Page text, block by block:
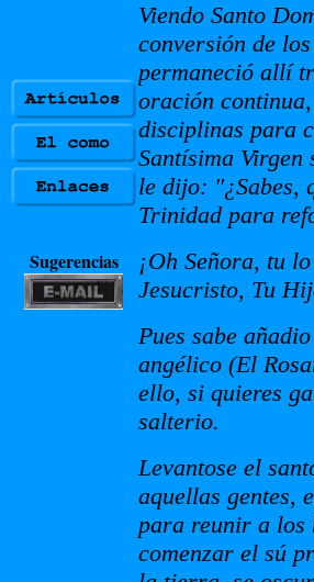
Viendo Santo
conversión de
permaneció allí
oración
disciplinas para
Santísima Virgen
le dijo: "¿Sabes,
Trinidad para
¡Oh Señora, tu
Jesucristo, Tu
Pues sabe
angélico (El
ello, si quieres
salterio.
Levantose el
aquellas gentes,
para reunir a los
comenzar el sú
Sugerencias